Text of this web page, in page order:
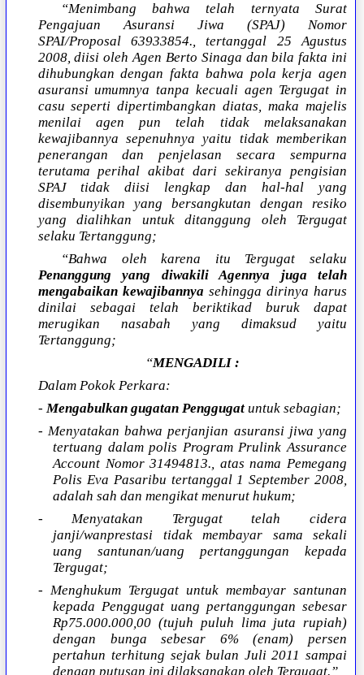
“Menimbang bahwa telah ternyata Surat
Pengajuan Asuransi Jiwa (SPAJ) Nomor
SPAI/Proposal 63933854., tertanggal 25 Agustus
2008, diisi oleh Agen Berto Sinaga dan bila fakta ini
dihubungkan dengan fakta bahwa pola kerja agen
asuransi umumnya tanpa kecuali agen Tergugat in
casu seperti dipertimbangkan diatas, maka majelis
menilai agen pun telah tidak melaksanakan
kewajibannya sepenuhnya yaitu tidak memberikan
penerangan dan penjelasan secara sempurna
terutama perihal akibat dari sekiranya pengisian
SPAJ tidak diisi lengkap dan hal-hal yang
disembunyikan yang bersangkutan dengan resiko
yang dialihkan untuk ditanggung oleh Tergugat
selaku Tertanggung;
“Bahwa oleh karena itu Tergugat selaku
Penanggung yang diwakili Agennya juga telah
mengabaikan kewajibannya sehingga dirinya harus
dinilai sebagai telah beriktikad buruk dapat
merugikan nasabah yang dimaksud yaitu
Tertanggung;
“MENGADILI :
Dalam Pokok Perkara:
-Mengabulkan gugatan Penggugatuntuk sebagian;
- Menyatakan bahwa perjanjian asuransi jiwa yang
tertuang dalam polis Program Prulink Assurance
Account Nomor 31494813., atas nama Pemegang
Polis Eva Pasaribu tertanggal 1 September 2008,
adalah sah dan mengikat menurut hukum;
- Menyatakan Tergugat telah cidera
janji/wanprestasi tidak membayar sama sekali
uang santunan/uang pertanggungan kepada
Tergugat;
- Menghukum Tergugat untuk membayar santunan
kepada Penggugat uang pertanggungan sebesar
Rp75.000.000,00 (tujuh puluh lima juta rupiah)
dengan bunga sebesar 6% (enam) persen
pertahun terhitung sejak bulan Juli 2011 sampai
dengan putusan ini dilaksanakan oleh Tergugat.”